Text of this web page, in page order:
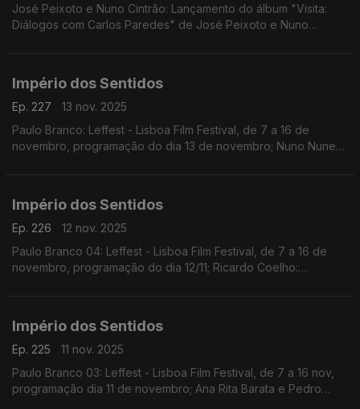
José Peixoto e Nuno Cintrão: Lançamento do álbum "Visita:
Diálogos com Carlos Paredes" de José Peixoto e Nuno
Império dos Sentidos
Ep. 227
13 nov. 2025
Paulo Branco: Leffest - Lisboa Film Festival, de 7 a 16 de
novembro, programação do dia 13 de novembro; Nuno Nunes:
Império dos Sentidos
Ep. 226
12 nov. 2025
Paulo Branco 04: Leffest - Lisboa Film Festival, de 7 a 16 de
novembro, programação do dia 12/11; Ricardo Coelho:
Império dos Sentidos
Ep. 225
11 nov. 2025
Paulo Branco 03: Leffest - Lisboa Film Festival, de 7 a 16 nov,
programação dia 11 de novembro; Ana Rita Barata e Pedro